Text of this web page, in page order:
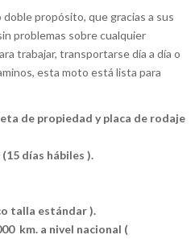
precio
actual
es:
propósito, que gracias a sus
problemas sobre cualquier
trabajar, transportarse día a día o
esta moto está lista para
de propiedad y placa de rodaje
días hábiles ).
talla estándar ).
km. a nivel nacional (